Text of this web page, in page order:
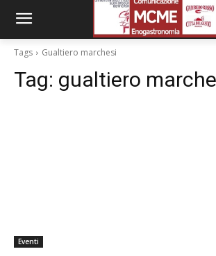
Tags Gualtiero marchesi
Tag: gualtiero
Eventi